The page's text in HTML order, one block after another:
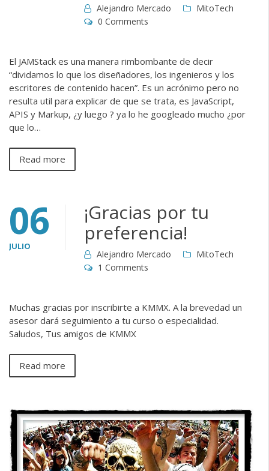
Alejandro Mercado
MitoTech
0 Comments
El JAMStack es una manera rimbombante de decir
“dividamos lo que los diseñadores, los ingenieros y los
escritores de contenido hacen”. Es un acrónimo pero no
resulta util para explicar de que se trata, es JavaScript,
APIS y Markup, ¿y luego ? ya lo he googleado mucho ¿por
que lo…
Read more
06
JULIO
¡Gracias por tu
preferencia!
Alejandro Mercado
MitoTech
1 Comments
Muchas gracias por inscribirte a KMMX. A la brevedad un
asesor dará seguimiento a tu curso o especialidad.
Saludos, Tus amigos de KMMX
Read more